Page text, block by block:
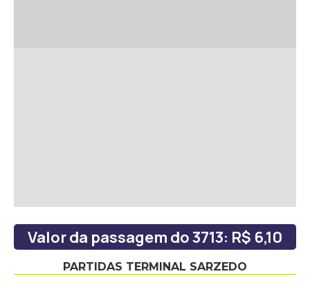
Valor da passagem do 3713: R$ 6,10
PARTIDAS TERMINAL SARZEDO